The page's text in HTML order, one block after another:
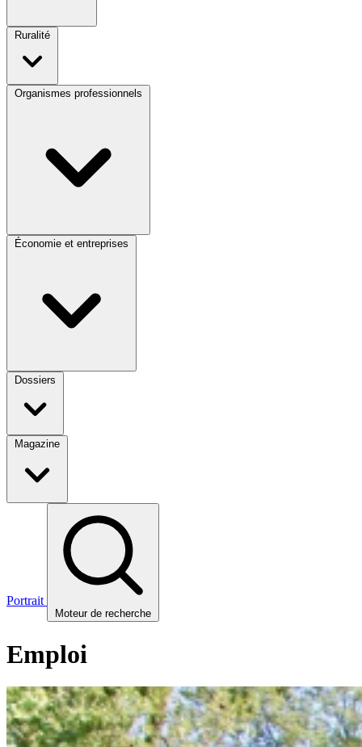
Ruralité
Organismes professionnels
Économie et entreprises
Dossiers
Magazine
Portrait
Moteur de recherche
Emploi